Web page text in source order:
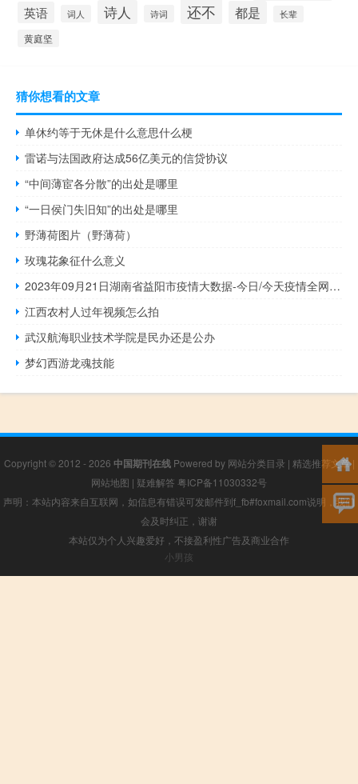
英语 词人 诗人 诗词 还不 都是 长辈
黄庭坚
猜你想看的文章
单休约等于无休是什么意思什么梗
雷诺与法国政府达成56亿美元的信贷协议
“中间薄宦各分散”的出处是哪里
“一日侯门失旧知”的出处是哪里
野薄荷图片（野薄荷）
玫瑰花象征什么意义
2023年09月21日湖南省益阳市疫情大数据-今日/今天疫情全网搜索最新实时消息动态情况通知播报
江西农村人过年视频怎么拍
武汉航海职业技术学院是民办还是公办
梦幻西游龙魂技能
Copyright © 2012 - 2026 中国期刊在线Powered by 网站分类目录 | 精选推荐文章|
网站地图 | 疑难解答 粤ICP备11030332号
声明：本站内容来自互联网，如信息有错误可发邮件到f_fb#foxmail.com说明，我们
会及时纠正，谢谢
本站仅为个人兴趣爱好，不接盈利性广告及商业合作
小男孩